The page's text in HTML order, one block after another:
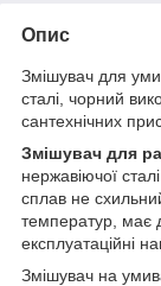
Опис
Змішувач для
сталі, чорний
сантехнічних
Змішувач для
нержавіючої
сплав не
температур, має
експлуатаційні
Змішувач на